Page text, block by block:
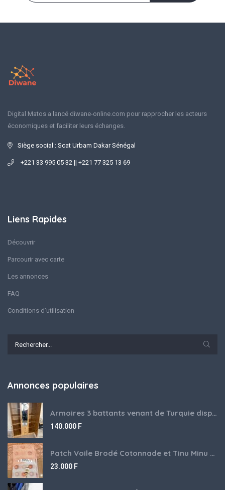
Digital Matos a lancé diwane-online.com pour rapprocher les acteurs
économiques et faciliter leurs échanges.
Siège social : Scat Urbam Dakar Sénégal
+221 33 995 05 32 || +221 77 325 13 69
Liens Rapides
Découvrir
Parcourir avec carte
Les annonces
FAQ
Conditions d’utilisation
Annonces populaires
Armoires 3 battants venant de Turquie disponibles
140.000 F
Patch Voile Brodé Cotonnade et Tinu Minu de l’Inde ???????? ????
23.000 F